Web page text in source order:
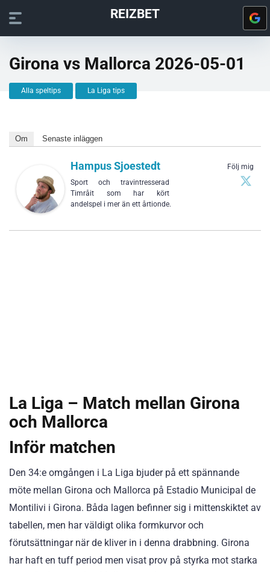
REIZBET
Girona vs Mallorca 2026-05-01
Alla speltips La Liga tips
Om Senaste inläggen
Följ mig
Hampus Sjoestedt
Sport och travintresserad
Timråit som har kört
andelspel i mer än ett årtionde.
La Liga – Match mellan Girona
och Mallorca
Inför matchen
Den 34:e omgången i La Liga bjuder på ett spännande
möte mellan Girona och Mallorca på Estadio Municipal de
Montilivi i Girona. Båda lagen befinner sig i mittenskiktet av
tabellen, men har väldigt olika formkurvor och
förutsättningar när de kliver in i denna drabbning. Girona
har haft en tuff period men visat prov på styrka mot starka